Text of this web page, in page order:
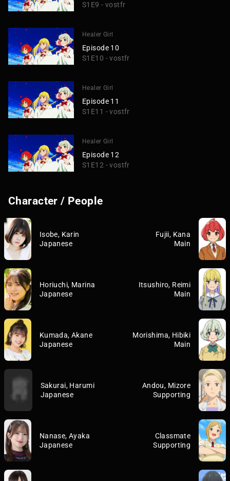
S1E9 - vostfr
Healer Girl
Episode 10
S1E10 - vostfr
Healer Girl
Episode 11
S1E11 - vostfr
Healer Girl
Episode 12
S1E12 - vostfr
Character / People
Isobe, Karin
Japanese
Fujii, Kana
Main
Horiuchi, Marina
Japanese
Itsushiro, Reimi
Main
Kumada, Akane
Japanese
Morishima, Hibiki
Main
Sakurai, Harumi
Japanese
Andou, Mizore
Supporting
Nanase, Ayaka
Japanese
Classmate
Supporting